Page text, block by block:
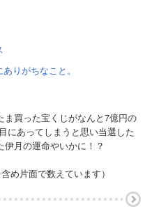
りがちなこと。
買った宝くじがなんと7億円の
にあってしまうと思い当選した
月の運命やいかに！？
め片面で数えています）